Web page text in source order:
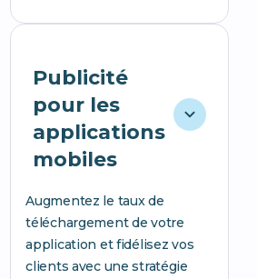
Publicité
pour les
applications
mobiles
Augmentez le taux de
téléchargement de votre
application et fidélisez vos
clients avec une stratégie